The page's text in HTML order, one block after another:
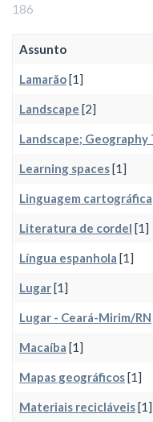
186
Assunto
Lamarão[1]
Landscape [2]
Landscape;
Learning spaces[1]
Linguagem cartográfica
Literatura de cordel [1]
Língua espanhola [1]
Lugar[1]
Lugar - Ceará-Mirim/RN
Macaíba [1]
Mapas geográficos[1]
Materiais recicláveis[1]